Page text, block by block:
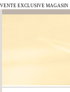
VENTE EXCLUSIVE MAGASIN